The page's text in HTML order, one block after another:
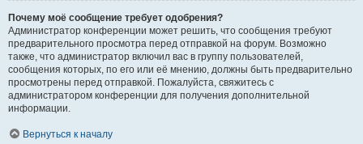
Почему моё сообщение требует одобрения?
Администратор конференции может решить, что сообщения требуют
предварительного просмотра перед отправкой на форум. Возможно
также, что администратор включил вас в группу пользователей,
сообщения которых, по его или её мнению, должны быть предварительно
просмотрены перед отправкой. Пожалуйста, свяжитесь с
администратором конференции для получения дополнительной
информации.
Вернуться к началу